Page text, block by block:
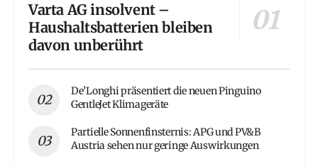
Varta AG insolvent –
Haushaltsbatterien bleiben
davon unberührt
De’Longhi präsentiert die neuen Pinguino
GentleJet Klimageräte
Partielle Sonnenfinsternis: APG und PV&B
Austria sehen nur geringe Auswirkungen